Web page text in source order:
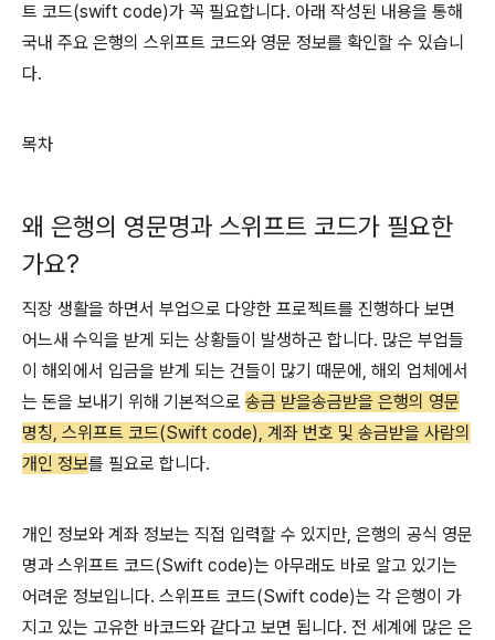
트 코드(swift code)가 꼭 필요합니다. 아래 작성된 내용을 통해
국내 주요 은행의 스위프트 코드와 영문 정보를 확인할 수 있습니
다.
목차
왜 은행의 영문명과 스위프트 코드가 필요한
가요?
직장 생활을 하면서 부업으로 다양한 프로젝트를 진행하다 보면
어느새 수익을 받게 되는 상황들이 발생하곤 합니다. 많은 부업들
이 해외에서 입금을 받게 되는 건들이 많기 때문에, 해외 업체에서
는 돈을 보내기 위해 기본적으로 송금 받을송금받을 은행의 영문
명칭, 스위프트 코드(Swift code), 계좌 번호 및 송금받을 사람의
개인 정보를 필요로 합니다.
개인 정보와 계좌 정보는 직접 입력할 수 있지만, 은행의 공식 영문
명과 스위프트 코드(Swift code)는 아무래도 바로 알고 있기는
어려운 정보입니다. 스위프트 코드(Swift code)는 각 은행이 가
지고 있는 고유한 바코드와 같다고 보면 됩니다. 전 세계에 많은 은